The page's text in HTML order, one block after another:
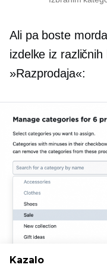
Ali pa boste
izdelke iz
»Razprodaja«:
Kazalo